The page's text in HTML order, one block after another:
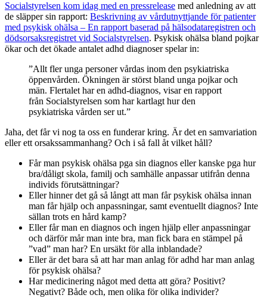
Socialstyrelsen kom idag med en pressrelease med anledning av att
de släpper sin rapport: Beskrivning av vårdutnyttjande för patienter
med psykisk ohälsa – En rapport baserad på hälsodataregistren och
dödsorsaksregistret vid Socialstyrelsen. Psykisk ohälsa bland pojkar
ökar och det ökade antalet adhd diagnoser spelar in:
”Allt fler unga personer vårdas inom den psykiatriska
öppenvården. Ökningen är störst bland unga pojkar och
män. Flertalet har en adhd-diagnos, visar en rapport
från Socialstyrelsen som har kartlagt hur den
psykiatriska vården ser ut.”
Jaha, det får vi nog ta oss en funderar kring. Är det en samvariation
eller ett orsakssammanhang? Och i så fall åt vilket håll?
Får man psykisk ohälsa pga sin diagnos eller kanske pga hur
bra/dåligt skola, familj och samhälle anpassar utifrån denna
individs förutsättningar?
Eller hinner det gå så långt att man får psykisk ohälsa innan
man får hjälp och anpassningar, samt eventuellt diagnos? Inte
sällan trots en hård kamp?
Eller får man en diagnos och ingen hjälp eller anpassningar
och därför mår man inte bra, man fick bara en stämpel på
”vad” man har? En ursäkt för alla inblandade?
Eller är det bara så att har man anlag för adhd har man anlag
för psykisk ohälsa?
Har medicinering något med detta att göra? Positivt?
Negativt? Både och, men olika för olika individer?